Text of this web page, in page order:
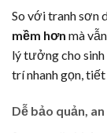
So với tranh sơn
mềm hơn mà
lý tưởng cho sinh
trí nhanh gọn,
Dễ bảo quản,